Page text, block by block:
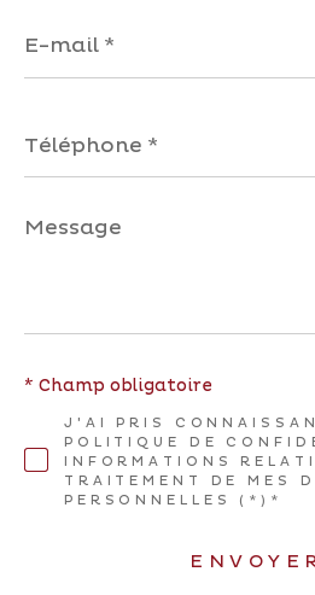
mail
*
Message
*
J'AI PRIS
POLITIQUE DE
INFORMATIONS
TRAITEMENT DE MES
PERSONNELLES (*)*
* Champ obligatoire